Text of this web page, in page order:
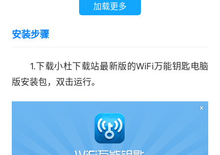
扫描二维码，轻松点击即可快速接入WiFi，极大简
化连接步骤，降低用户使用门槛。
用户进入熟悉区域，自动匹配优质网络，无需手动
操作，即刻接入，轻松畅享网络，打造连贯、便捷
加载更多
安装步骤
1.下载小杜下载站最新版的WiFi万能钥匙电脑
版安装包，双击运行。